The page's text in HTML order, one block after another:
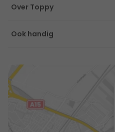
Over Toppy
Ook handig